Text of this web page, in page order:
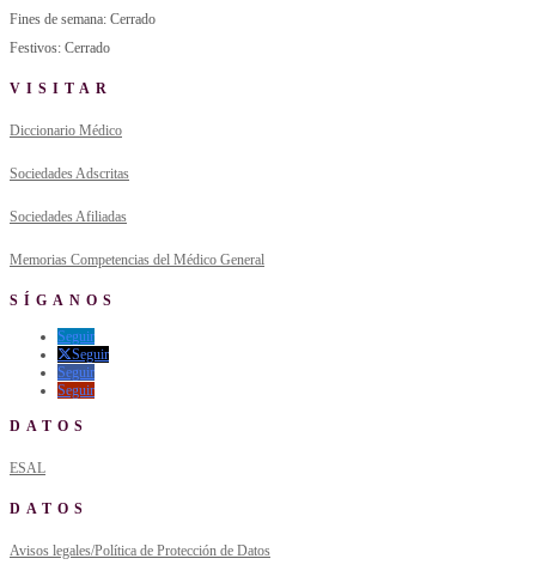
Fines de semana: Cerrado
Festivos: Cerrado
VISITAR
Diccionario Médico
Sociedades Adscritas
Sociedades Afiliadas
Memorias Competencias del Médico General
SÍGANOS
Seguir
Seguir
Seguir
Seguir
DATOS
ESAL
DATOS
Avisos legales/Política de Protección de Datos